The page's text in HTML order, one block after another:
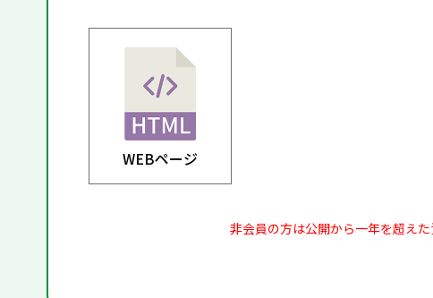
WEBページ
非会員の方は公開から一年を超えた